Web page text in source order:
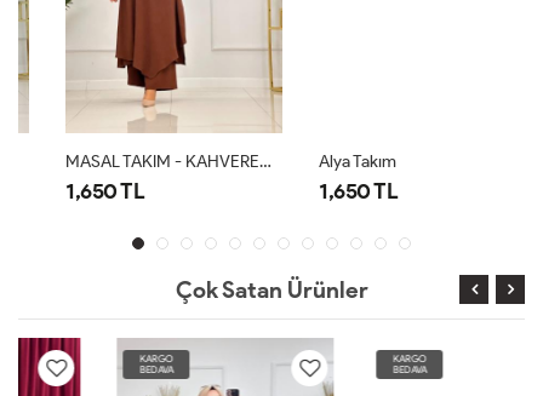
MASAL TAKIM - KAHVERENGİ
1,650 TL
Alya Takım
1,650 TL
Çok Satan Ürünler
KARGO
BEDAVA
KARGO
BEDAVA